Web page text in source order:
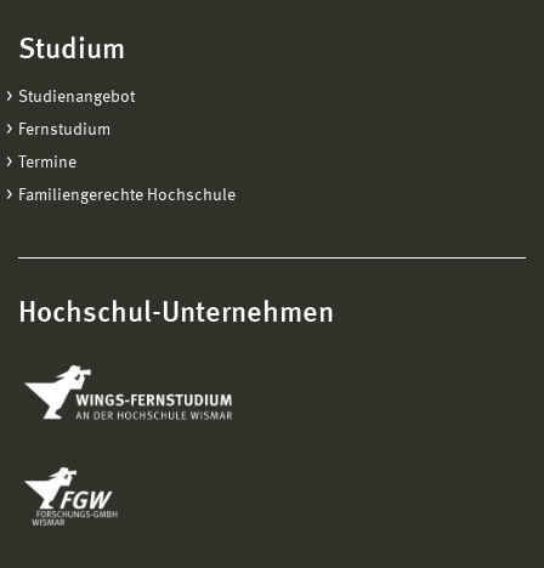
Studium
Studienangebot
Fernstudium
Termine
Familiengerechte Hochschule
Hochschul-Unternehmen